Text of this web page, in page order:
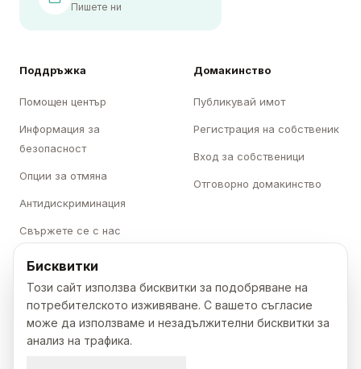
Пишете ни
Поддръжка
Помощен център
Информация за
безопасност
Опции за отмяна
Антидискриминация
Свържете се с нас
Домакинство
Публикувай имот
Регистрация на собственик
Вход за собственици
Отговорно домакинство
Категории
Къмпинги
Каравани
За нас
Кариери
Бисквитки
Този сайт използва бисквитки за подобряване на
потребителското изживяване. С вашето съгласие
може да използваме и незадължителни бисквитки за
анализ на трафика.